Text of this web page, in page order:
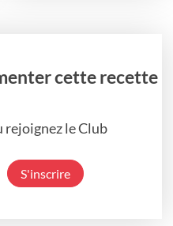
cette recette
rejoignez le Club
S'inscrire